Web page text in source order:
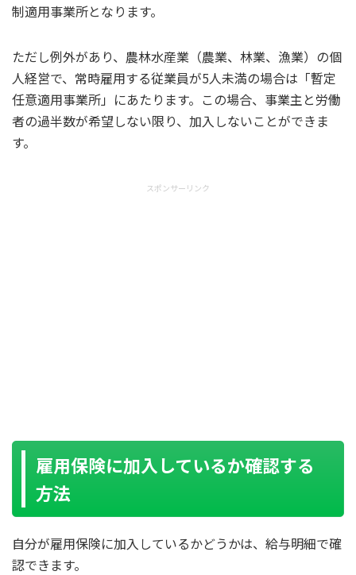
制適用事業所となります。
ただし例外があり、農林水産業（農業、林業、漁業）の個
人経営で、常時雇用する従業員が5人未満の場合は「暫定
任意適用事業所」にあたります。この場合、事業主と労働
者の過半数が希望しない限り、加入しないことができま
す。
スポンサーリンク
雇用保険に加入しているか確認する
方法
自分が雇用保険に加入しているかどうかは、給与明細で確
認できます。